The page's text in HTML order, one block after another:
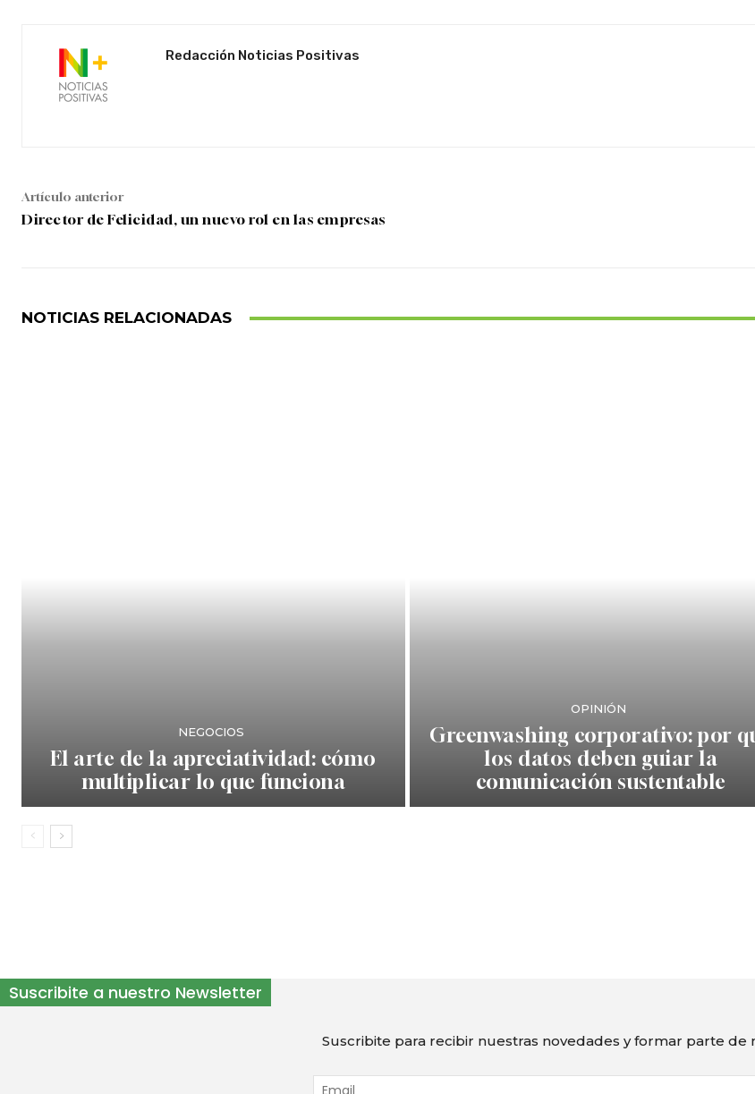
Redacción Noticias Positivas
Artículo anterior
Director de Felicidad, un nuevo rol en las empresas
NOTICIAS RELACIONADAS
NEGOCIOS
El arte de la apreciatividad: cómo
multiplicar lo que funciona
OPINIÓN
Greenwashing corporativo: por
los datos deben guiar la
comunicación sustentable
Suscribite a nuestro Newsletter
Suscribite para recibir nuestras novedades y formar parte de